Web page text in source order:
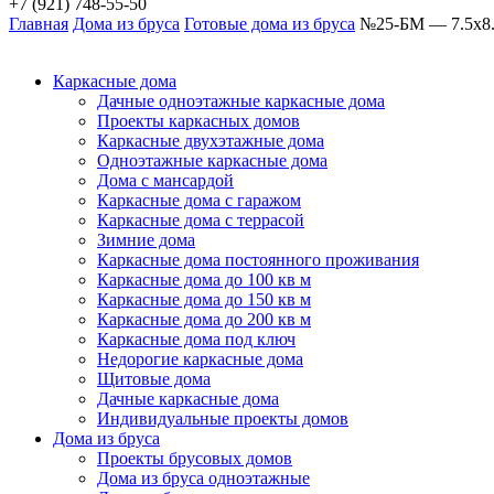
+7 (921) 748-55-50
Главная Дома из бруса Готовые дома из бруса №25-БМ —
Каркасные дома
Дачные одноэтажные каркасные дома
Проекты каркасных домов
Каркасные двухэтажные дома
Одноэтажные каркасные дома
Дома с мансардой
Каркасные дома с гаражом
Каркасные дома с террасой
Зимние дома
Каркасные дома постоянного проживания
Каркасные дома до 100 кв м
Каркасные дома до 150 кв м
Каркасные дома до 200 кв м
Каркасные дома под ключ
Недорогие каркасные дома
Щитовые дома
Дачные каркасные дома
Индивидуальные проекты домов
Дома из бруса
Проекты брусовых домов
Дома из бруса одноэтажные